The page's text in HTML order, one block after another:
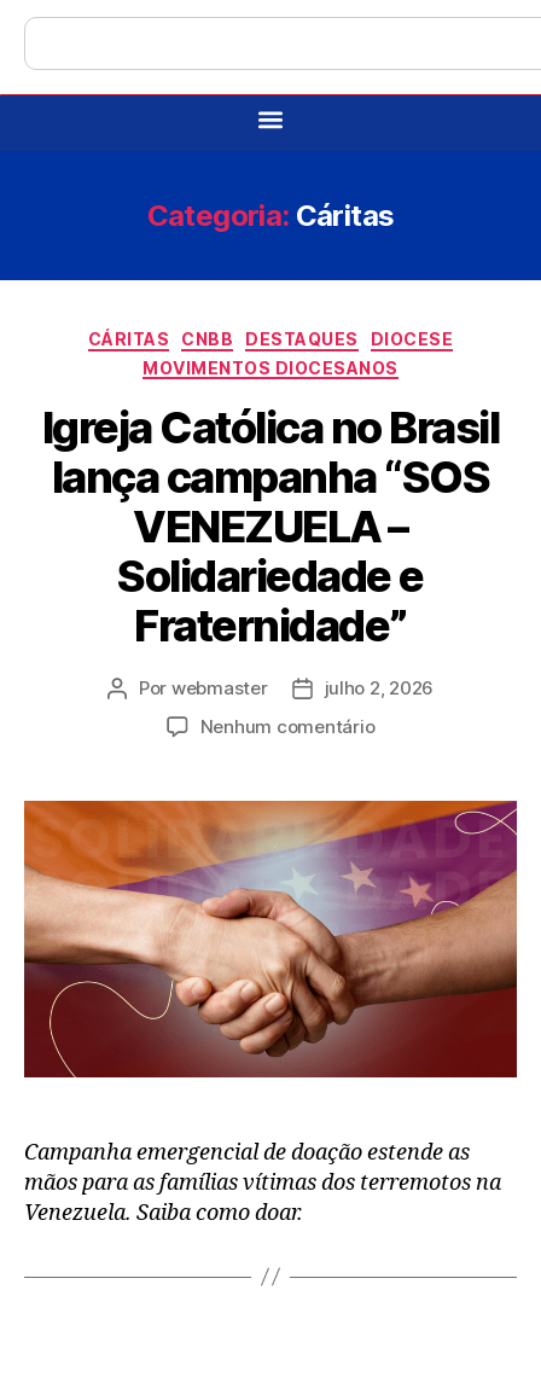
Categoria: Cáritas
CÁRITAS CNBB DESTAQUES
DIOCESE
MOVIMENTOS DIOCESANOS
Igreja Católica no Brasil
lança campanha “SOS
VENEZUELA –
Solidariedade e
Fraternidade”
Por webmaster
julho 2, 2026
Nenhum comentário
Campanha emergencial de doação estende as
mãos para as famílias vítimas dos terremotos na
Venezuela. Saiba como doar.